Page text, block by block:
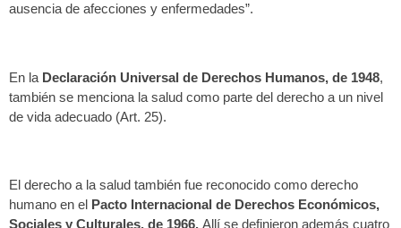
ausencia de afecciones y enfermedades”.
En la Declaración Universal de Derechos Humanos, de 1948,
también se menciona la salud como parte del derecho a un nivel
de vida adecuado (Art. 25).
El derecho a la salud también fue reconocido como derecho
humano en el Pacto Internacional de Derechos Económicos,
Sociales y Culturales, de 1966. Allí se definieron además cuatro